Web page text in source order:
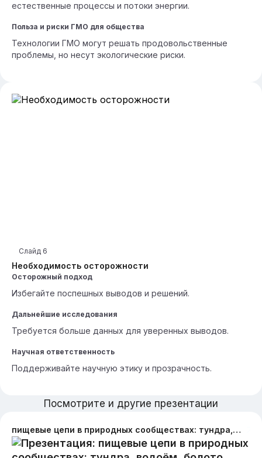
естественные процессы и потоки энергии.
Польза и риски ГМО для общества
Технологии ГМО могут решать продовольственные
проблемы, но несут экологические риски.
Необходимость осторожности
Слайд 6
Осторожный подход
Избегайте поспешных выводов и решений.
Дальнейшие исследования
Требуется больше данных для уверенных выводов.
Научная ответственность
Поддерживайте научную этику и прозрачность.
Посмотрите и другие презентации
пищевые цепи в природных сообществах: тундра, водоём, болото, луг, тайга. Со схемами питания